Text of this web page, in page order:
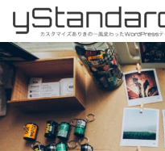
コ
ン
テ
ン
ツ